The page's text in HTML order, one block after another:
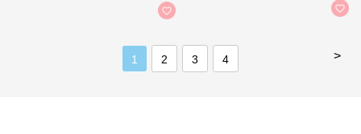
>
1 2 3 4